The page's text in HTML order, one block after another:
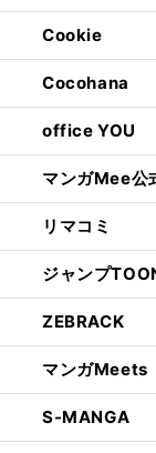
Cookie
Cocohana
office YOU
マンガMee公
リマコミ
ジャンプ
ZEBRACK
マンガMeets
S-MANGA